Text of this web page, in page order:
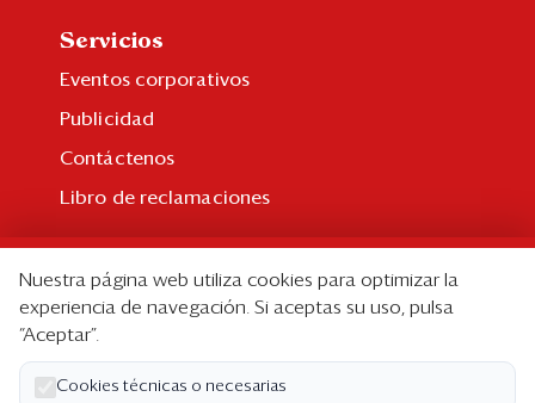
Servicios
Eventos corporativos
Publicidad
Contáctenos
Libro de reclamaciones
Suscripción individual
Paquetes corporativos
Edición Impresa
Nuestra página web utiliza cookies para optimizar la
experiencia de navegación. Si aceptas su uso, pulsa
“Aceptar”.
Cookies técnicas o necesarias